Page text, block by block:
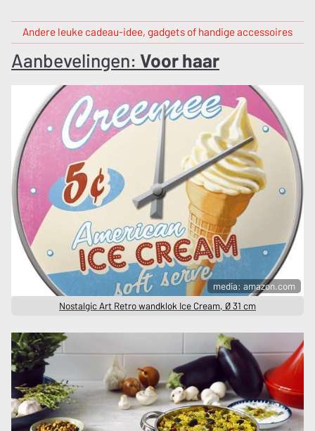
Andere leuke cadeau-idee, gadgets of handige accessoires
Aanbevelingen: Voor haar
media: amazon.com
Nostalgic Art Retro wandklok Ice Cream, Ø 31 cm